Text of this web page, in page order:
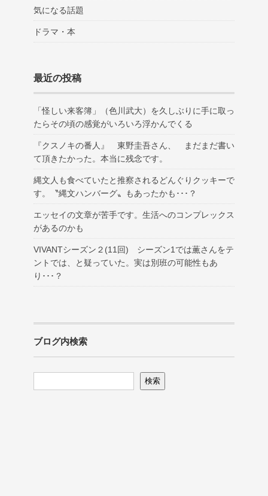
気になる話題
ドラマ・本
最近の投稿
「怪しい来客簿」（色川武大）を久しぶりに手に取っ
たらその頃の感覚がいろいろ浮かんでくる
『クスノキの番人』 東野圭吾さん、 まだまだ書い
て頂きたかった。本当に残念です。
縄文人も食べていたと推察されるどんぐりクッキーで
す。〝縄文ハンバーグ〟もあったかも･･･？
エッセイの文章が苦手です。生活へのコンプレックス
があるのかも
VIVANTシーズン２(11回) シーズン1では薫さんをテ
ントでは、と疑っていた。実は別班の可能性もあ
り･･･？
ブログ内検索
検索